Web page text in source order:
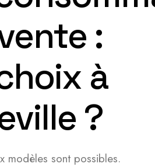
:
à
?
modèles sont possibles.